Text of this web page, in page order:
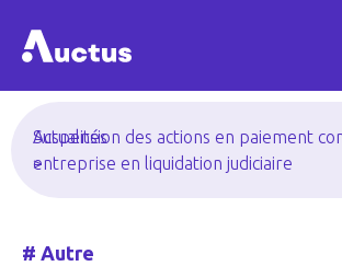
Actualités
>
Suspension des actions en paiement
entreprise en liquidation judiciaire
# Autre